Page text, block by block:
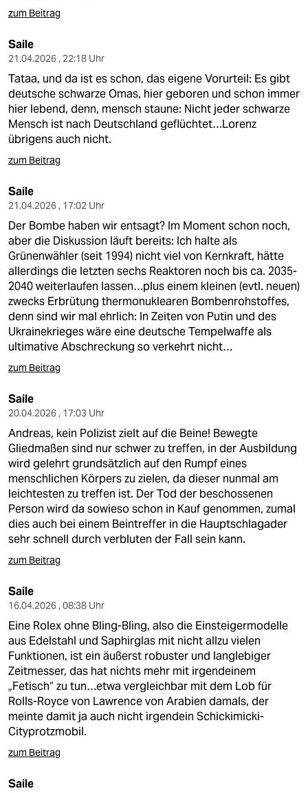
zum Beitrag
Saile
21.04.2026 , 22:18 Uhr
Tataa, und da ist es schon, das eigene Vorurteil: Es gibt
deutsche schwarze Omas, hier geboren und schon immer
hier lebend, denn, mensch staune: Nicht jeder schwarze
Mensch ist nach Deutschland geflüchtet…Lorenz
übrigens auch nicht.
zum Beitrag
Saile
21.04.2026 , 17:02 Uhr
Der Bombe haben wir entsagt? Im Moment schon noch,
aber die Diskussion läuft bereits: Ich halte als
Grünenwähler (seit 1994) nicht viel von Kernkraft, hätte
allerdings die letzten sechs Reaktoren noch bis ca. 2035-
2040 weiterlaufen lassen…plus einem kleinen (evtl. neuen)
zwecks Erbrütung thermonuklearen Bombenrohstoffes,
denn sind wir mal ehrlich: In Zeiten von Putin und des
Ukrainekrieges wäre eine deutsche Tempelwaffe als
ultimative Abschreckung so verkehrt nicht…
zum Beitrag
Saile
20.04.2026 , 17:03 Uhr
Andreas, kein Polizist zielt auf die Beine! Bewegte
Gliedmaßen sind nur schwer zu treffen, in der Ausbildung
wird gelehrt grundsätzlich auf den Rumpf eines
menschlichen Körpers zu zielen, da dieser nunmal am
leichtesten zu treffen ist. Der Tod der beschossenen
Person wird da sowieso schon in Kauf genommen, zumal
dies auch bei einem Beintreffer in die Hauptschlagader
sehr schnell durch verbluten der Fall sein kann.
zum Beitrag
Saile
16.04.2026 , 08:38 Uhr
Eine Rolex ohne Bling-Bling, also die Einsteigermodelle
aus Edelstahl und Saphirglas mit nicht allzu vielen
Funktionen, ist ein äußerst robuster und langlebiger
Zeitmesser, das hat nichts mehr mit irgendeinem
„Fetisch“ zu tun…etwa vergleichbar mit dem Lob für
Rolls-Royce von Lawrence von Arabien damals, der
meinte damit ja auch nicht irgendein Schickimicki-
Cityprotzmobil.
zum Beitrag
Saile